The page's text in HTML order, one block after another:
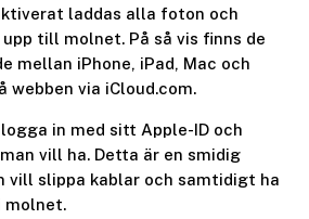
laddas alla foton och
till molnet. På så vis finns de
mellan iPhone, iPad, Mac och
via iCloud.com.
in med sitt Apple-ID och
vill ha. Detta är en smidig
vill slippa kablar och samtidigt ha
molnet.